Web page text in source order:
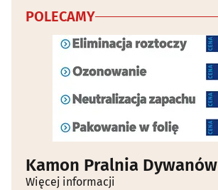
POLECAMY
Kamon Pralnia Dywanów
Więcej informacji